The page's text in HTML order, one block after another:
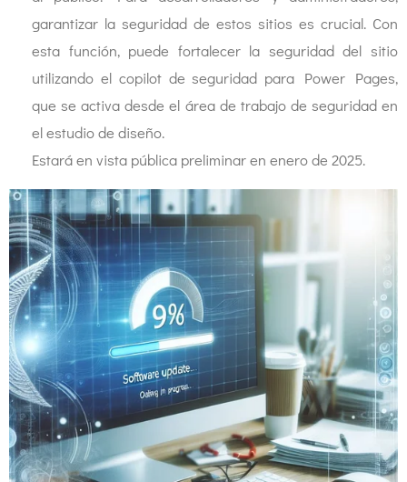
garantizar la seguridad de estos sitios es crucial. Con
esta función, puede fortalecer la seguridad del sitio
utilizando el copilot de seguridad para Power Pages,
que se activa desde el área de trabajo de seguridad en
el estudio de diseño.
Estará en vista pública preliminar en enero de 2025.